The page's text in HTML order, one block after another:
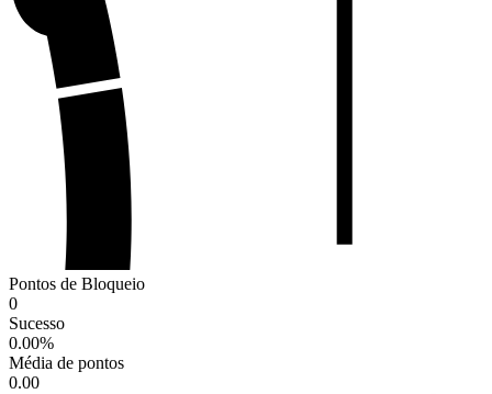
Pontos de Bloqueio
0
Sucesso
0.00%
Média de pontos
0.00